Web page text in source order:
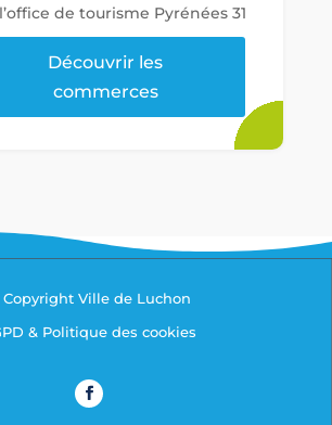
l’office de tourisme Pyrénées 31
Découvrir les
commerces
Ville de Luchon
& Politique des cookies